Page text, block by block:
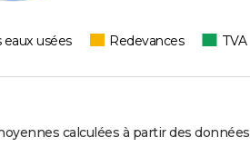
eaux usées Redevances TVA
calculées à partir des données